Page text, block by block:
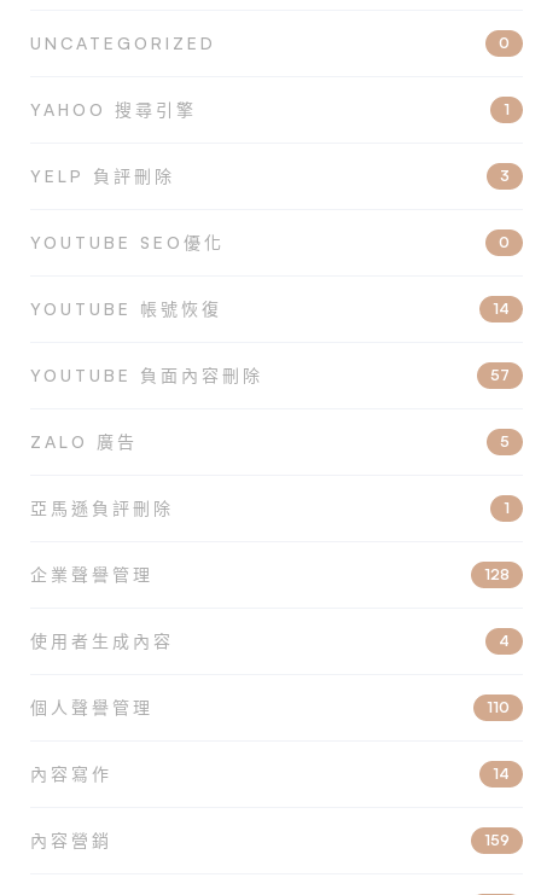
UNCATEGORIZED 0
YAHOO 搜尋引擎 1
YELP 負評刪除 3
YOUTUBE SEO優化 0
YOUTUBE 帳號恢復 14
YOUTUBE 負面內容刪除 57
ZALO 廣告 5
亞馬遜負評刪除 1
企業聲譽管理 128
使用者生成內容 4
個人聲譽管理 110
內容寫作 14
內容營銷 159